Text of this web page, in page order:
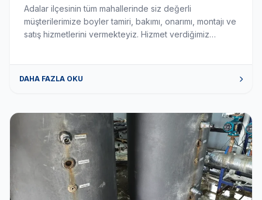
Servisi
Adalar ilçesinin tüm mahallerinde siz değerli
müşterilerimize boyler tamiri, bakımı, onarımı, montajı ve
satış hizmetlerini vermekteyiz. Hizmet verdiğimiz
onarımı, montajı ve servis satış […]
DAHA FAZLA OKU